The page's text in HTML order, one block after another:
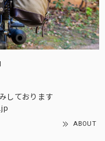
しております
ABOUT